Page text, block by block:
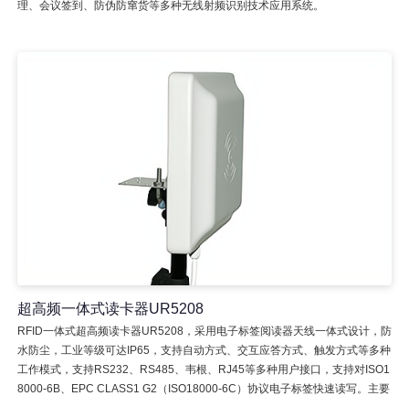
理、会议签到、防伪防窜货等多种无线射频识别技术应用系统。
超高频一体式读卡器UR5208
RFID一体式超高频读卡器UR5208，采用电子标签阅读器天线一体式设计，防
水防尘，工业等级可达IP65，支持自动方式、交互应答方式、触发方式等多种
工作模式，支持RS232、RS485、韦根、RJ45等多种用户接口，支持对ISO1
8000-6B、EPC CLASS1 G2（ISO18000-6C）协议电子标签快速读写。主要